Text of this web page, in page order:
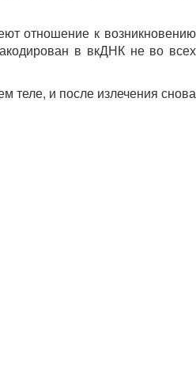
отношение к возникновению
в вкДНК не во всех
теле, и после излечения снова